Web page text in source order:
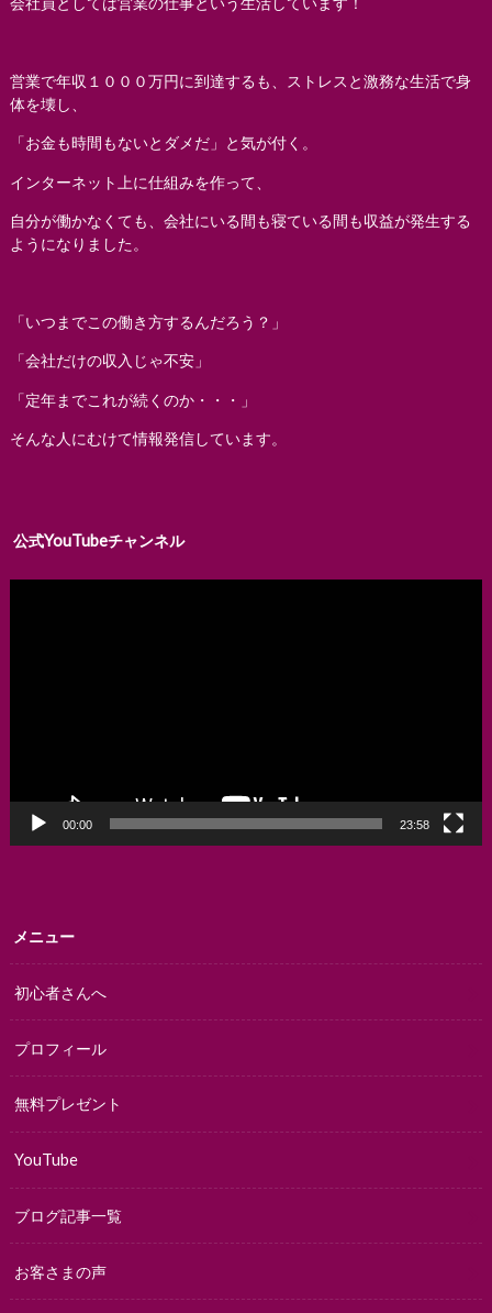
営業で年収１０００万円に到達するも、ストレスと激務な生活で身
体を壊し、
「お金も時間もないとダメだ」と気が付く。
インターネット上に仕組みを作って、
自分が働かなくても、会社にいる間も寝ている間も収益が発生する
ようになりました。
「いつまでこの働き方するんだろう？」
「会社だけの収入じゃ不安」
「定年までこれが続くのか・・・」
そんな人にむけて情報発信しています。
公式YouTubeチャンネル
00:00 23:58
メニュー
初心者さんへ
プロフィール
無料プレゼント
YouTube
ブログ記事一覧
お客さまの声